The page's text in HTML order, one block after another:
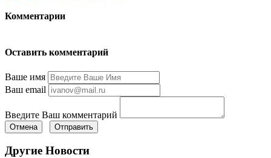
Комментарии
Оставить комментарий
Ваше имя
Ваш email
Введите Ваш комментарий
Отмена Отправить
Другие Новости